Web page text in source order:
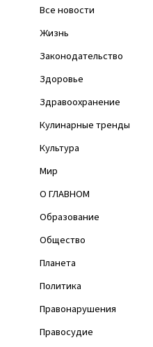
Все новости
Жизнь
Законодательство
Здоровье
Здравоохранение
Кулинарные тренды
Культура
Мир
О ГЛАВНОМ
Образование
Общество
Планета
Политика
Правонарушения
Правосудие